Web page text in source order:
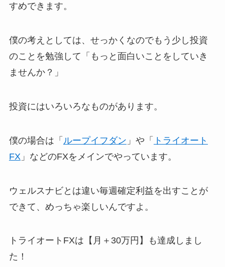
すめできます。
僕の考えとしては、せっかくなのでもう少し投資
のことを勉強して「もっと面白いことをしていき
ませんか？」
投資にはいろいろなものがあります。
僕の場合は「 ループイフダン 」や「 トライオート
FX 」などのFXをメインでやっています。
ウェルスナビとは違い毎週確定利益を出すことが
できて、めっちゃ楽しいんですよ。
トライオートFXは【月＋30万円】も達成しまし
た！